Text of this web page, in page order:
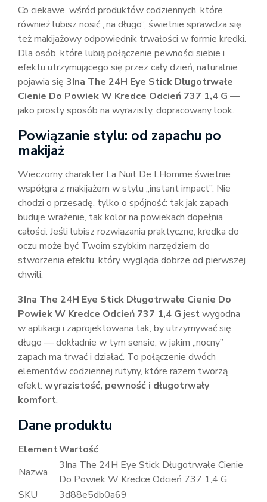
Co ciekawe, wśród produktów codziennych, które
również lubisz nosić „na długo”, świetnie sprawdza się
też makijażowy odpowiednik trwałości w formie kredki.
Dla osób, które lubią połączenie pewności siebie i
efektu utrzymującego się przez cały dzień, naturalnie
pojawia się 3Ina The 24H Eye Stick Długotrwałe
Cienie Do Powiek W Kredce Odcień 737 1,4 G —
jako prosty sposób na wyrazisty, dopracowany look.
Powiązanie stylu: od zapachu po
makijaż
Wieczorny charakter La Nuit De LHomme świetnie
współgra z makijażem w stylu „instant impact”. Nie
chodzi o przesadę, tylko o spójność: tak jak zapach
buduje wrażenie, tak kolor na powiekach dopełnia
całości. Jeśli lubisz rozwiązania praktyczne, kredka do
oczu może być Twoim szybkim narzędziem do
stworzenia efektu, który wygląda dobrze od pierwszej
chwili.
3Ina The 24H Eye Stick Długotrwałe Cienie Do
Powiek W Kredce Odcień 737 1,4 G jest wygodna
w aplikacji i zaprojektowana tak, by utrzymywać się
długo — dokładnie w tym sensie, w jakim „nocny”
zapach ma trwać i działać. To połączenie dwóch
elementów codziennej rutyny, które razem tworzą
efekt: wyrazistość, pewność i długotrwały
komfort.
Dane produktu
ElementWartość
Nazwa
3Ina The 24H Eye Stick Długotrwałe Cienie
Do Powiek W Kredce Odcień 737 1,4 G
SKU
3d88e5db0a69